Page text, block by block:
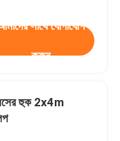
সাথে যোগাযোগ
করুন
হুক 2x4m